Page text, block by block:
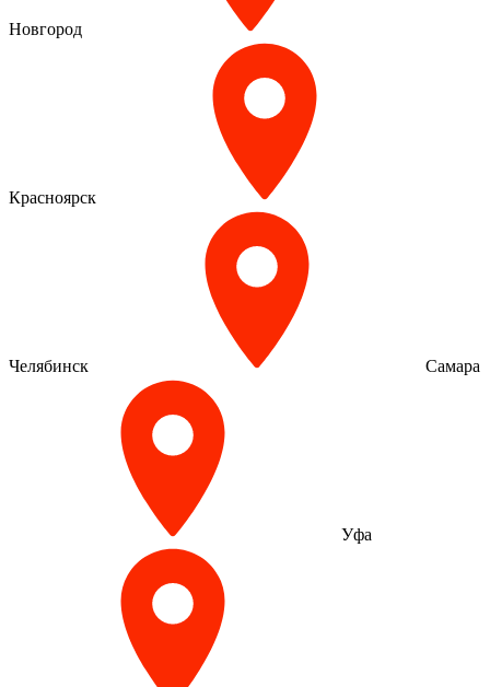
Новгород
Красноярск
Челябинск Самара
Уфа